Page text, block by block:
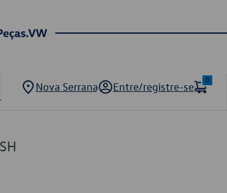
Nova Serrana Entre/registre-se
0